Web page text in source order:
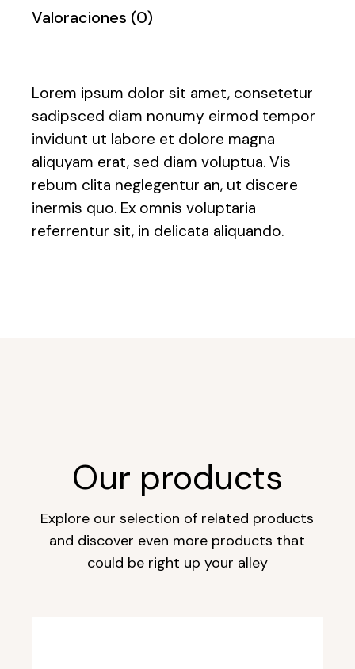
Valoraciones (0)
Lorem ipsum dolor sit amet, consetetur
sadipsced diam nonumy eirmod tempor
invidunt ut labore et dolore magna
aliquyam erat, sed diam voluptua. Vis
rebum clita neglegentur an, ut discere
inermis quo. Ex omnis voluptaria
referrentur sit, in delicata aliquando.
Our products
Explore our selection of related products
and discover even more products that
could be right up your alley